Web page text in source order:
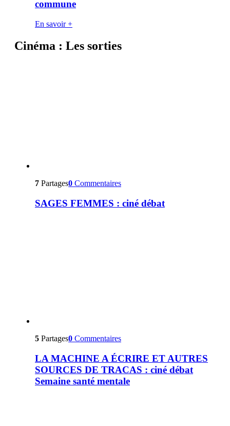
commune
En savoir +
Cinéma : Les sorties
7 Partages0 Commentaires
SAGES FEMMES : ciné débat
5 Partages0 Commentaires
LA MACHINE A ÉCRIRE ET AUTRES
SOURCES DE TRACAS : ciné débat
Semaine santé mentale